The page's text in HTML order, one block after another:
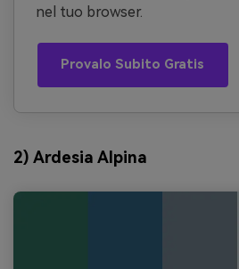
nel tuo browser.
Provalo Subito Gratis
2) Ardesia Alpina